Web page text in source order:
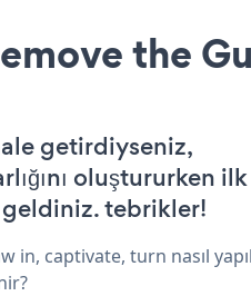
the
getirdiyseniz,
oluştururken ilk
tebrikler!
captivate, turn nasıl